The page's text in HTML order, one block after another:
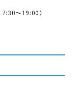
〜19:00）